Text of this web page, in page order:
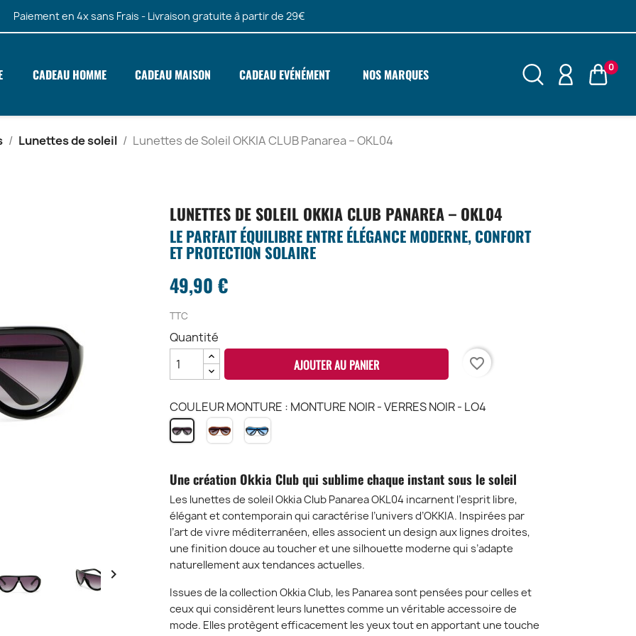
Paiement en 4x sans Frais - Livraison gratuite à partir de 29€
CADEAU HOMME CADEAU MAISON CADEAU EVÉNÉMENT NOS MARQUES 0
Lunettes de soleil Lunettes de Soleil OKKIA CLUB Panarea – OKL04

LUNETTES DE SOLEIL OKKIA CLUB PANAREA – OKL04
LE PARFAIT ÉQUILIBRE ENTRE ÉLÉGANCE MODERNE, CONFORT
ET PROTECTION SOLAIRE
49,90 €
TTC
Quantité
AJOUTER AU PANIER favorite_border
COULEUR MONTURE : MONTURE NOIR - VERRES NOIR - LO4
MONTURE
NOIR
NOIR
-
LO4
MONTURE
JELLY
VERRES
NOIR
LO4
MONTURE
TRANSLUCENT
VERRES
BLEU
LO4
Une création Okkia Club qui sublime chaque instant sous le soleil
Les lunettes de soleil Okkia Club Panarea OKL04 incarnent l’esprit libre,
élégant et contemporain qui caractérise l’univers d’OKKIA. Inspirées par
l’art de vivre méditerranéen, elles associent un design aux lignes droites,
une finition douce au toucher et une silhouette moderne qui s’adapte
naturellement aux tendances actuelles.
Issues de la collection Okkia Club, les Panarea sont pensées pour celles et
ceux qui considèrent leurs lunettes comme un véritable accessoire de
mode. Elles protègent efficacement les yeux tout en apportant une touche